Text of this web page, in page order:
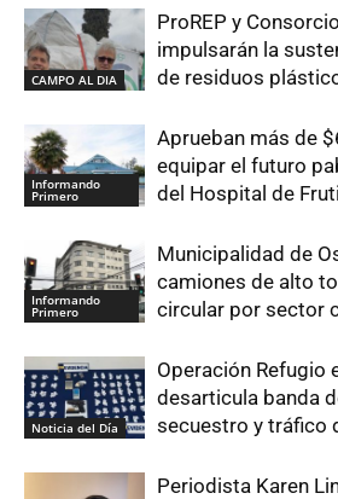
CAMPO AL DIA
ProREP y
impulsarán la
de residuos
Informando
Primero
Aprueban más de
equipar el futuro
del Hospital de
Informando
Primero
Municipalidad de
camiones de alto
circular por sector
Noticia del Día
Operación Refugio
desarticula banda
secuestro y tráfico
Periodista Karen